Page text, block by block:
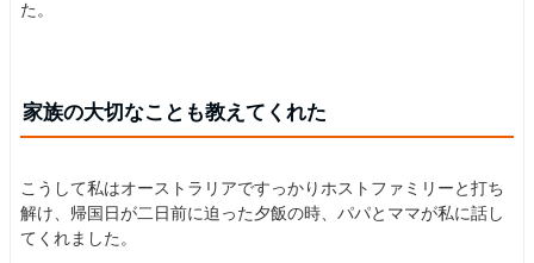
た。
家族の大切なことも教えてくれた
こうして私はオーストラリアですっかりホストファミリーと打ち
解け、帰国日が二日前に迫った夕飯の時、パパとママが私に話し
てくれました。